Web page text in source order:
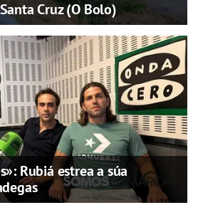
Cruz (O Bolo)
Rubiá estrea a súa